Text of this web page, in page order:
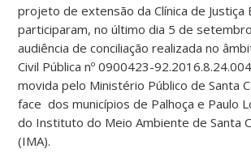
projeto de extensão da Clínica de Justiça
participaram, no último dia 5 de
audiência de conciliação realizada no
Civil Pública nº 0900423-
movida pelo Ministério Público de Santa
face dos municípios de Palhoça e Paulo
do Instituto do Meio Ambiente de Santa
(IMA).